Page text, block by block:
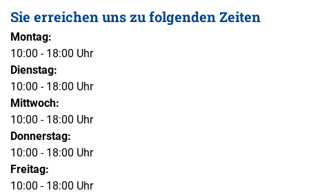
Sie erreichen uns zu folgenden Zeiten
Montag:
10:00 - 18:00 Uhr
Dienstag:
10:00 - 18:00 Uhr
Mittwoch:
10:00 - 18:00 Uhr
Donnerstag:
10:00 - 18:00 Uhr
Freitag:
10:00 - 18:00 Uhr